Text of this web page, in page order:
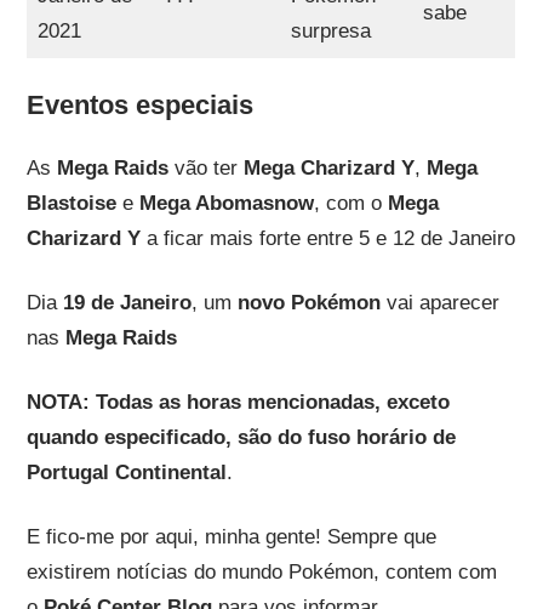
2021
surpresa
sabe
Eventos especiais
As Mega Raids vão ter Mega Charizard Y, Mega
Blastoise e Mega Abomasnow, com o Mega
Charizard Ya ficar mais forte entre 5 e 12 de Janeiro
Dia 19 de Janeiro, um novo Pokémon vai aparecer
nas Mega Raids
NOTA: Todas as horas mencionadas, exceto
quando especificado, são do fuso horário de
Portugal Continental.
E fico-me por aqui, minha gente! Sempre que
existirem notícias do mundo Pokémon, contem com